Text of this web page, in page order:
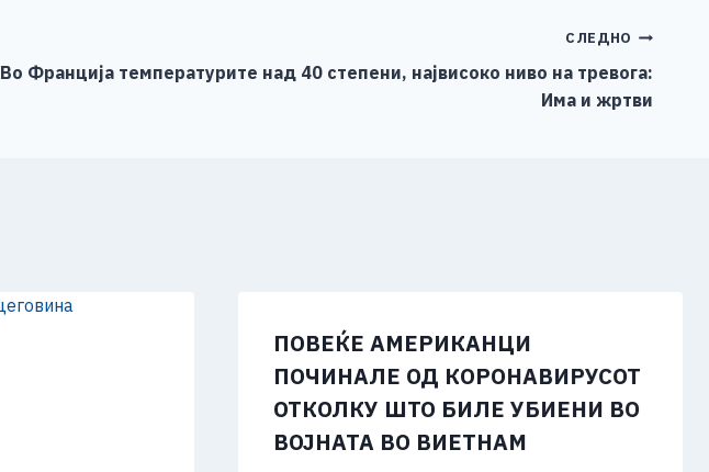
СЛЕДНО
Во Франција температурите над 40 степени, највисоко ниво на тревога:
Има и жртви
ПОВЕЌЕ АМЕРИКАНЦИ
ПОЧИНАЛЕ ОД КОРОНАВИРУСОТ
ОТКОЛКУ ШТО БИЛЕ УБИЕНИ ВО
ВОЈНАТА ВО ВИЕТНАМ